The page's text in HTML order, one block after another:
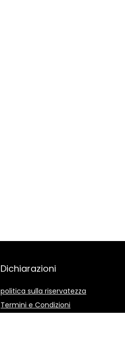
Dichiarazioni
politica sulla riservatezza
Termini e Condizioni